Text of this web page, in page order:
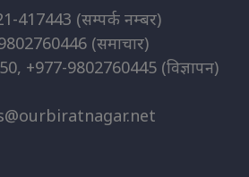
417443 (सम्पर्क नम्बर)
(समाचार)
+977-9802760445 (विज्ञापन)